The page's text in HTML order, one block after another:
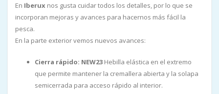
En Iberux nos gusta cuidar todos los detalles, por lo que se
incorporan mejoras y avances para hacernos más fácil la
pesca.
En la parte exterior vemos nuevos avances:
Cierra rápido: NEW23 Hebilla elástica en el extremo
que permite mantener la cremallera abierta y la solapa
semicerrada para acceso rápido al interior.